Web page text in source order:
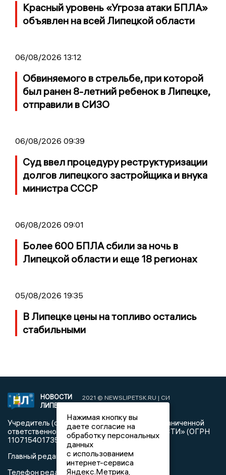
Красный уровень «Угроза атаки БПЛА»
объявлен на всей Липецкой области
06/08/2026 13:12
Обвиняемого в стрельбе, при которой
был ранен 8-летний ребенок в Липецке,
отправили в СИЗО
06/08/2026 09:39
Суд ввел процедуру реструктуризации
долгов липецкого застройщика и внука
министра СССР
06/08/2026 09:01
Более 600 БПЛА сбили за ночь в
Липецкой области и еще 18 регионах
05/08/2026 19:35
В Липецке цены на топливо остались
стабильными
НОВОСТИ
ЛИПЕЦКА
2021 © NEWSLIPETSK.RU | СИ
Учредитель (соучредители): Общество с ограниченной
ответственностью «РЕГИОНАЛЬНЫЕ НОВОСТИ» (ОГРН
1107154017354)
Главный редактор: Герцог Е.Г.
Телефон редакции: +7 903 699 9427
Нажимая кнопку вы
даете согласие на
обработку персональных
данных
с использованием
интернет-сервиса
Яндекс.Метрика,